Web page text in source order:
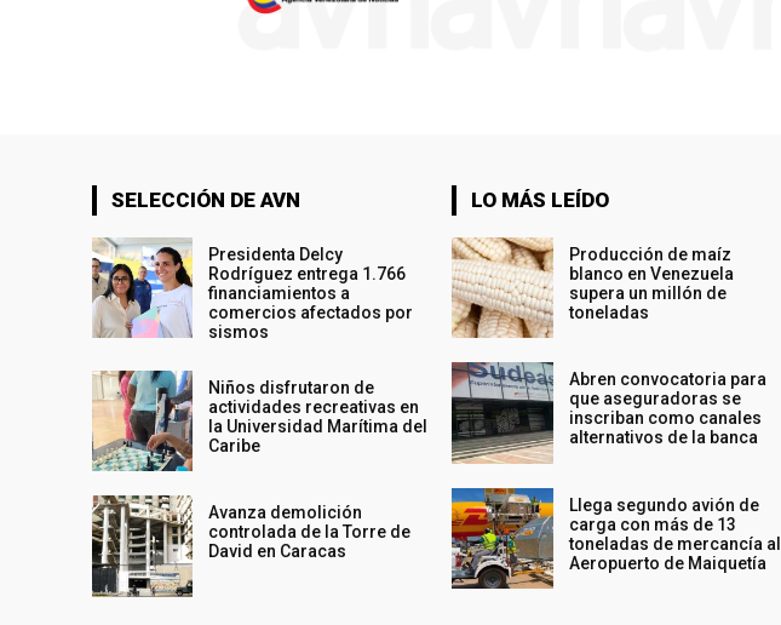
SELECCIÓN DE AVN
Presidenta Delcy
Rodríguez entrega 1.766
financiamientos a
comercios afectados por
sismos
Niños disfrutaron de
actividades recreativas en
la Universidad Marítima del
Caribe
Avanza demolición
controlada de la Torre de
David en Caracas
LO MÁS LEÍDO
Producción de maíz
blanco en Venezuela
supera un millón de
toneladas
Abren convocatoria para
que aseguradoras se
inscriban como canales
alternativos de la banca
Llega segundo avión de
carga con más de 13
toneladas de mercancía al
Aeropuerto de Maiquetía